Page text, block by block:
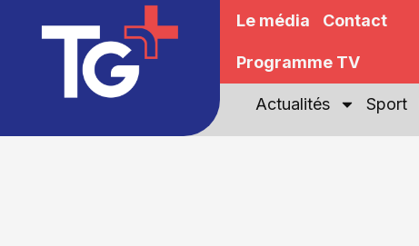
Le média Contact
Programme TV
Actualités Sport